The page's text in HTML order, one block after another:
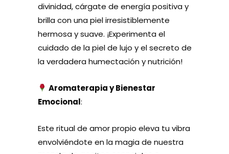
divinidad, cárgate de energía positiva y
brilla con una piel irresistiblemente
hermosa y suave. ¡Experimenta el
cuidado de la piel de lujo y el secreto de
la verdadera humectación y nutrición!
Aromaterapia y Bienestar
Emocional:
Este ritual de amor propio eleva tu vibra
envolviéndote en la magia de nuestra